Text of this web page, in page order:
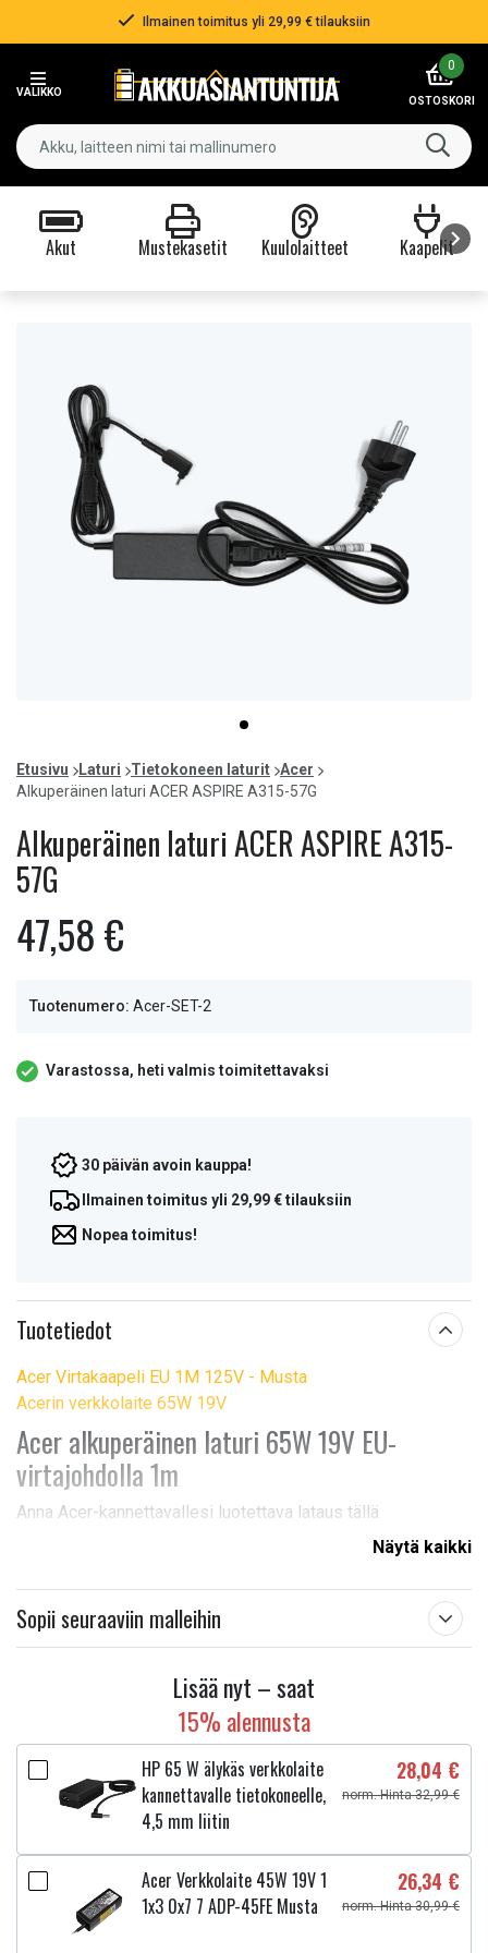
Ilmainen toimitus yli 29,99 € tilauksiin
VALIKKO
0
OSTOSKORI
Akut Mustekasetit Kuulolaitteet Kaapelit
item
0
of
1
Etusivu Laturi Tietokoneen laturit Acer
Alkuperäinen laturi ACER ASPIRE A315-57G
Alkuperäinen laturi ACER ASPIRE A315-
57G
47,58 €
Tuotenumero: Acer-SET-2
Varastossa, heti valmis toimitettavaksi
30 päivän avoin kauppa!
Ilmainen toimitus yli 29,99 € tilauksiin
Nopea toimitus!
Tuotetiedot
Acer Virtakaapeli EU 1M 125V - Musta
Acerin verkkolaite 65W 19V
Acer alkuperäinen laturi 65W 19V EU-
virtajohdolla 1m
Anna Acer-kannettavallesi luotettava lataus tällä
alkuperäisellä laturilla, jossa on 1 metrin pituinen EU-
suorituskykyä ja turvallisuutta 65 W:n teholla ja 19 V:n
jännitteellä. Täydellinen niille, jotka tarvitsevat vaihtolaturin
tai ylimääräisen sovittimen mukaansa töihin tai kotiin. Sopii
Tuotetta myydään varaosana (irtotavarana)
eikä sitä toimiteta alkuperäispakkauksessa.
Tekniset tiedot:
Acer
Tyyppi:
Teho:
19 V
3,42 A
Näytä kaikki
Sopii seuraaviin malleihin
Lisää nyt – saat
15% alennusta
HP 65 W älykäs verkkolaite
kannettavalle tietokoneelle,
4,5 mm liitin
28,04 €
norm. Hinta 32,99 €
Acer Verkkolaite 45W 19V 1
1x3 0x7 7 ADP-45FE Musta
26,34 €
norm. Hinta 30,99 €